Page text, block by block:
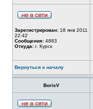
Зарегистрирован: 18 янв 2011
22:42
Сообщения: 4883
Откуда: г. Курск
Вернуться к началу
BorisV